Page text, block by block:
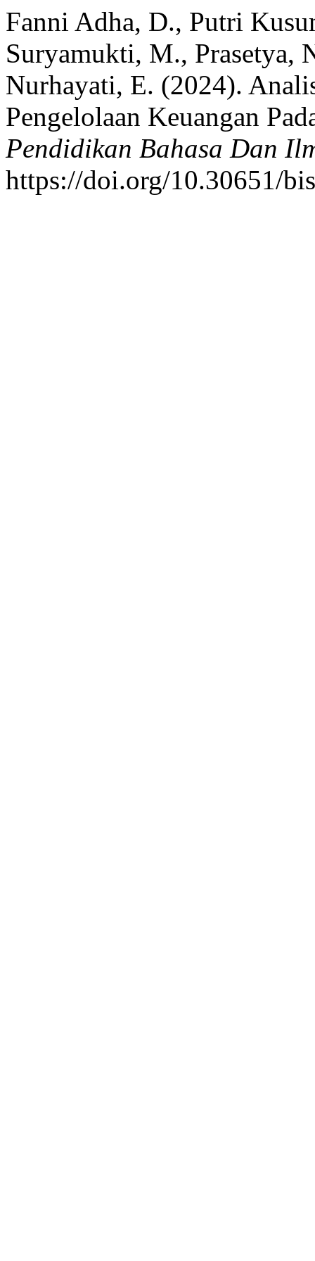
Fanni Adha, D., Putri
Suryamukti, M.,
Nurhayati, E. (2024).
Pengelolaan Keuangan
Pendidikan Bahasa Dan
https://doi.org/10.30651/